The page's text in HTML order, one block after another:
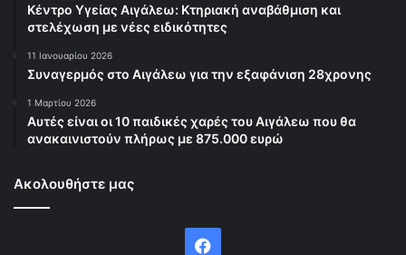
Κέντρο Υγείας Αιγάλεω: Κτηριακή αναβάθμιση και
στελέχωση με νέες ειδικότητες
11 Ιανουαρίου 2026
Συναγερμός στο Αιγάλεω για την εξαφάνιση 28χρονης
1 Μαρτίου 2026
Αυτές είναι οι 10 παιδικές χαρές του Αιγάλεω που θα
ανακαινιστούν πλήρως με 875.000 ευρώ
Ακολουθήστε μας
Facebook